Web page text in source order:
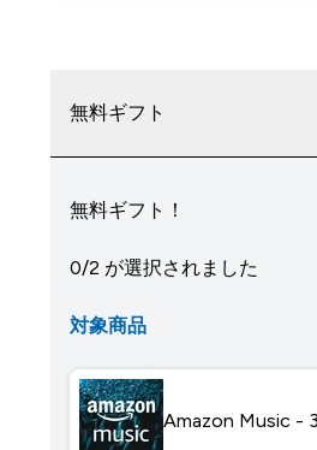
無料ギフト
無料ギフト！
0/2 が選択されました
対象商品
Amazon Music -